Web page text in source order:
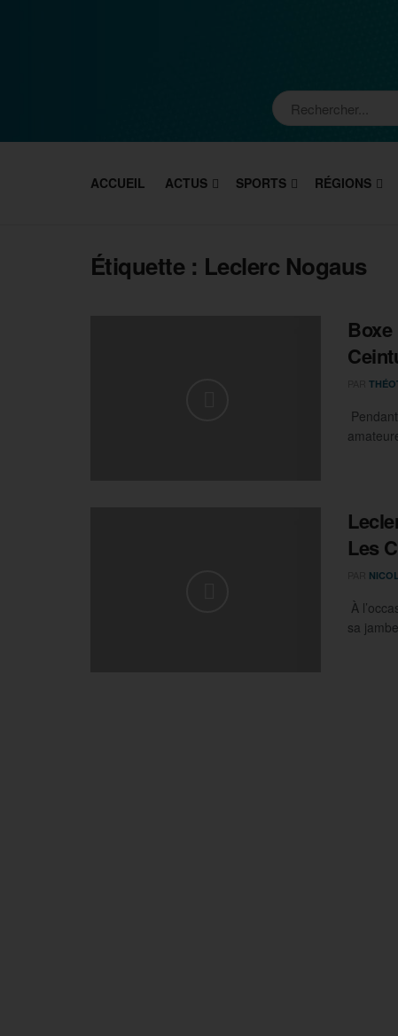
ACCUEIL ACTUS SPORTS RÉGIONS
Étiquette : Leclerc Nogaus
Les
À
sa